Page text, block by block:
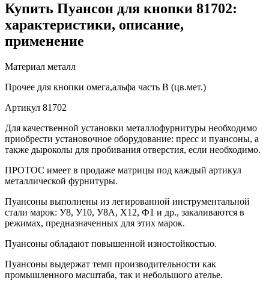
Купить Пуансон для кнопки 81702:
характеристики, описание,
применение
Материал металл
Прочее для кнопки омега,альфа часть В (цв.мет.)
Артикул 81702
Для качественной установки металлофурнитуры необходимо
приобрести установочное оборудование: пресс и пуансоны, а
также дыроколы для пробивания отверстия, если необходимо.
ПРОТОС имеет в продаже матрицы под каждый артикул
металлической фурнитуры.
Пуансоны выполнены из легированной инструментальной
стали марок: У8, У10, У8А, Х12, Ф1 и др., закаливаются в
режимах, предназначенных для этих марок.
Пуансоны обладают повышенной изностойкостью.
Пуансоны выдержат темп производительности как
промышленного масштаба, так и небольшого ателье.